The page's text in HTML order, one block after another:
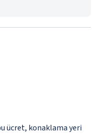
ücret, konaklama yeri